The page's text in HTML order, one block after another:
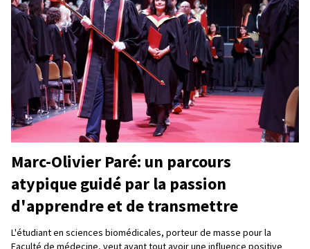
Marc-Olivier Paré: un parcours
atypique guidé par la passion
d'apprendre et de transmettre
L'étudiant en sciences biomédicales, porteur de masse pour la
Faculté de médecine, veut avant tout avoir une influence positive